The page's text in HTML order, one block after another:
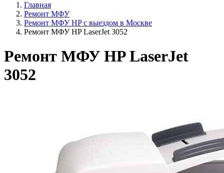
Главная
Ремонт МФУ
Ремонт МФУ HP с выездом в Москве
Ремонт МФУ HP LaserJet 3052
Ремонт МФУ HP LaserJet
3052